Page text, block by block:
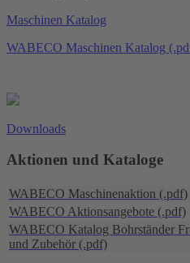
Maschinen Katalog
WABECO Maschinen Katalog
Downloads
Aktionen und Kataloge
WABECO Maschinenaktion (.pdf)
WABECO Aktionsangebote (.pdf)
WABECO Katalog Bohrständer
und Zubehör (.pdf)